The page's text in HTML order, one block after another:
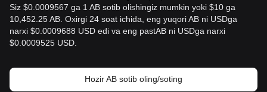
Siz $0.0009567 ga 1 AB sotib olishingiz mumkin yoki $10 ga
10,452.25 AB. Oxirgi 24 soat ichida, eng yuqori AB ni USDga
narxi $0.0009688 USD edi va eng pastAB ni USDga narxi
$0.0009525 USD.
Hozir AB sotib oling/soting